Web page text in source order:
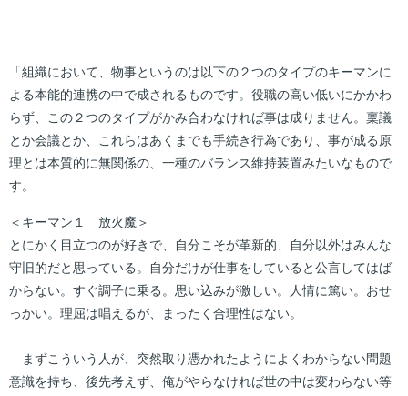
「組織において、物事というのは以下の２つのタイプのキーマンに
よる本能的連携の中で成されるものです。役職の高い低いにかかわ
らず、この２つのタイプがかみ合わなければ事は成りません。稟議
とか会議とか、これらはあくまでも手続き行為であり、事が成る原
理とは本質的に無関係の、一種のバランス維持装置みたいなもので
す。
＜キーマン１ 放火魔＞
とにかく目立つのが好きで、自分こそが革新的、自分以外はみんな
守旧的だと思っている。自分だけが仕事をしていると公言してはば
からない。すぐ調子に乗る。思い込みが激しい。人情に篤い。おせ
っかい。理屈は唱えるが、まったく合理性はない。
まずこういう人が、突然取り憑かれたようによくわからない問題
意識を持ち、後先考えず、俺がやらなければ世の中は変わらない等